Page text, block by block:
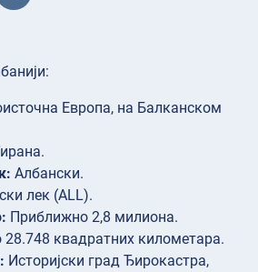
Европа, на Балканском
Албански.
лек (ALL).
Приближно 2,8 милиона.
28.748 квадратних километара.
Историјски град Ђирокастра,